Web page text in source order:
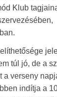
Klub
túl jó, de a
a verseny
indítja a